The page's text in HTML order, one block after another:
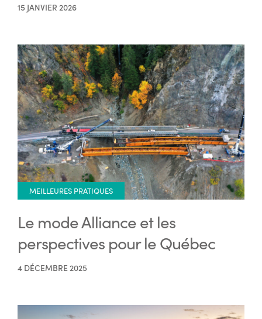
15 JANVIER 2026
MEILLEURES PRATIQUES
Le mode Alliance et les
perspectives pour le Québec
4 DÉCEMBRE 2025